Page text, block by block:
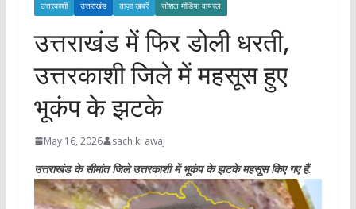
उत्तरकाशी उत्तराखंड ताज़ा ख़बरें सोशल मीडिया वायरल
उत्तराखंड में फिर डोली धरती,
उत्तरकाशी जिले में महसूस हुए
भूकंप के झटके
May 16, 2026 sach ki awaj
उत्तराखंड के सीमांत जिले उत्तरकाशी में भूकंप के झटके महसूस किए गए हैं.